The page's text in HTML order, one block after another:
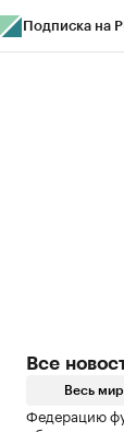
Подписка на
Все
Весь мир
Федерацию